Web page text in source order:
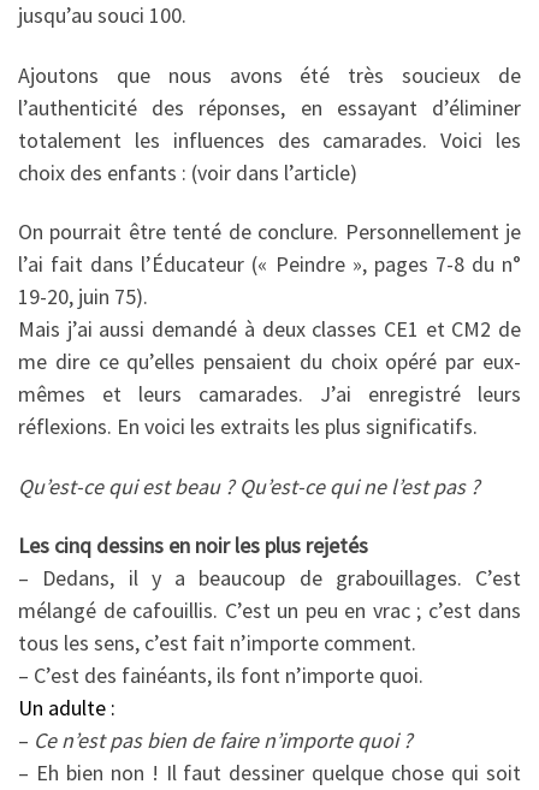
jusqu’au souci 100.
Ajoutons que nous avons été très soucieux de
l’authenticité des réponses, en essayant d’éliminer
totalement les influences des camarades. Voici les
choix des enfants : (voir dans l’article)
On pourrait être tenté de conclure. Personnellement je
l’ai fait dans l’Éducateur (« Peindre », pages 7-8 du n°
19-20, juin 75).
Mais j’ai aussi demandé à deux classes CE1 et CM2 de
me dire ce qu’elles pensaient du choix opéré par eux-
mêmes et leurs camarades. J’ai enregistré leurs
réflexions. En voici les extraits les plus significatifs.
Qu’est-ce qui est beau ? Qu’est-ce qui ne l’est pas ?
Les cinq dessins en noir les plus rejetés
– Dedans, il y a beaucoup de grabouillages. C’est
mélangé de cafouillis. C’est un peu en vrac ; c’est dans
tous les sens, c’est fait n’importe comment.
– C’est des fainéants, ils font n’importe quoi.
Un adulte :
– Ce n’est pas bien de faire n’importe quoi ?
– Eh bien non ! Il faut dessiner quelque chose qui soit